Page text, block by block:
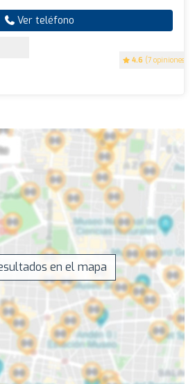
4.6 (7 opiniones)
Ver teléfono
en el mapa